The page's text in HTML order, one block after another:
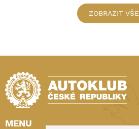
ZOBRAZIT VŠE
MENU